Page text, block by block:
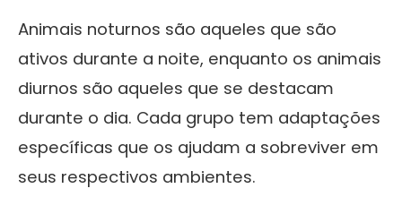
Animais noturnos são aqueles que são
ativos durante a noite, enquanto os animais
diurnos são aqueles que se destacam
durante o dia. Cada grupo tem adaptações
específicas que os ajudam a sobreviver em
seus respectivos ambientes.